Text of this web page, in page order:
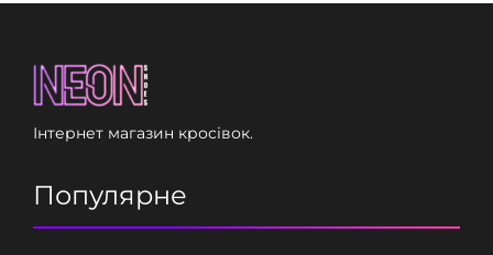
Інтернет магазин кросівок.
Популярне